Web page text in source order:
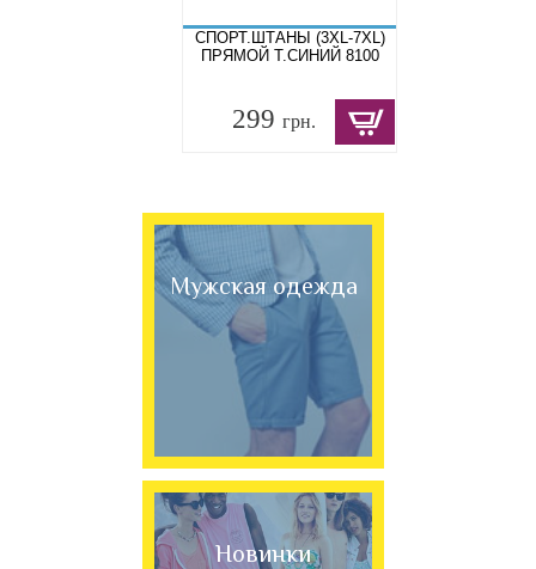
СПОРТ.ШТАНЫ (3XL-7XL)
ПРЯМОЙ Т.СИНИЙ 8100
299 грн.
Мужская одежда
Новинки